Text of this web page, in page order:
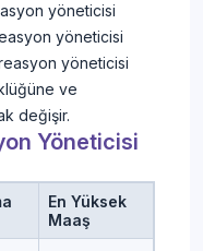
yöneticisi
yöneticisi
yöneticisi
ve
değişir.
Yöneticisi
En Yüksek
Maaş